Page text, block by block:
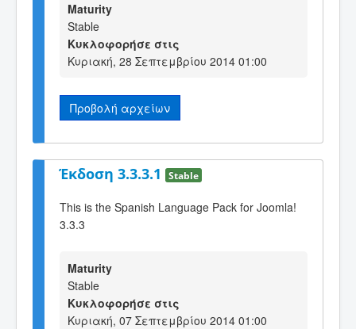
Maturity
Stable
Κυκλοφορήσε στις
Κυριακή, 28 Σεπτεμβρίου 2014 01:00
Προβολή αρχείων
Έκδοση 3.3.3.1 Stable
This is the Spanish Language Pack for Joomla!
3.3.3
Maturity
Stable
Κυκλοφορήσε στις
Κυριακή, 07 Σεπτεμβρίου 2014 01:00